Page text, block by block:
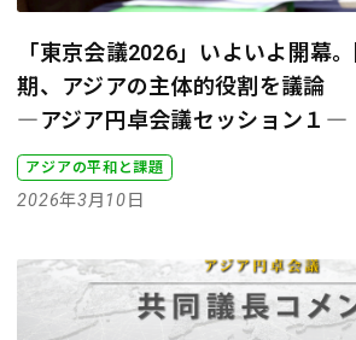
「東京会議2026」いよいよ開幕
期、アジアの主体的役割を議論
―アジア円卓会議セッション１―
アジアの平和と課題
2026年3月10日